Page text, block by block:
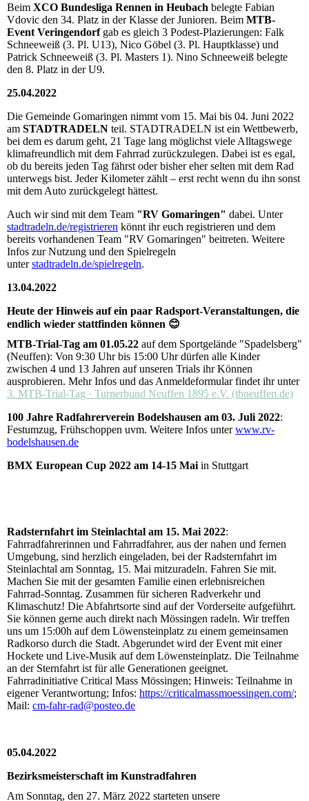
Beim XCO Bundesliga Rennen in Heubach belegte Fabian
Vdovic den 34. Platz in der Klasse der Junioren. Beim MTB-
Event Veringendorfgab es gleich 3 Podest-Plazierungen: Falk
Schneeweiß (3. Pl. U13), Nico Göbel (3. Pl. Hauptklasse) und
Patrick Schneeweiß (3. Pl. Masters 1). Nino Schneeweiß belegte
den 8. Platz in der U9.
25.04.2022
Die Gemeinde Gomaringen nimmt vom 15. Mai bis 04. Juni 2022
am STADTRADELN teil. STADTRADELN ist ein Wettbewerb,
bei dem es darum geht, 21 Tage lang möglichst viele Alltagswege
klimafreundlich mit dem Fahrrad zurückzulegen. Dabei ist es egal,
ob du bereits jeden Tag fährst oder bisher eher selten mit dem Rad
unterwegs bist. Jeder Kilometer zählt – erst recht wenn du ihn sonst
mit dem Auto zurückgelegt hättest.
Auch wir sind mit dem Team "RV Gomaringen" dabei. Unter
stadtradeln.de/registrieren könnt ihr euch registrieren und dem
bereits vorhandenen Team "RV Gomaringen" beitreten. Weitere
Infos zur Nutzung und den Spielregeln
unterstadtradeln.de/spielregeln.
13.04.2022
Heute der Hinweis auf ein paar Radsport-Veranstaltungen, die
endlich wieder stattfinden können 😊
MTB-Trial-Tag am 01.05.22 auf dem Sportgelände "Spadelsberg"
(Neuffen): Von 9:30 Uhr bis 15:00 Uhr dürfen alle Kinder
zwischen 4 und 13 Jahren auf unseren Trials ihr Können
ausprobieren. Mehr Infos und das Anmeldeformular findet ihr unter
3. MTB-Trial-Tag · Turnerbund Neuffen 1895 e.V. (tbneuffen.de)
100 Jahre Radfahrerverein Bodelshausen am 03. Juli 2022:
Festumzug, Frühschoppen uvm. Weitere Infos unterwww.rv-
bodelshausen.de
BMX European Cup 2022 am 14-15 Mai in Stuttgart
Radsternfahrt im Steinlachtal am 15. Mai 2022:
Fahrradfahrerinnen und Fahrradfahrer, aus der nahen und fernen
Umgebung, sind herzlich eingeladen, bei der Radsternfahrt im
Steinlachtal am Sonntag, 15. Mai mitzuradeln. Fahren Sie mit.
Machen Sie mit der gesamten Familie einen erlebnisreichen
Fahrrad-Sonntag. Zusammen für sicheren Radverkehr und
Klimaschutz! Die Abfahrtsorte sind auf der Vorderseite aufgeführt.
Sie können gerne auch direkt nach Mössingen radeln. Wir treffen
uns um 15:00h auf dem Löwensteinplatz zu einem gemeinsamen
Radkorso durch die Stadt. Abgerundet wird der Event mit einer
Hockete und Live-Musik auf dem Löwensteinplatz. Die Teilnahme
an der Sternfahrt ist für alle Generationen geeignet.
Fahrradinitiative Critical Mass Mössingen; Hinweis: Teilnahme in
eigener Verantwortung; Infos: https://criticalmassmoessingen.com/;
Mail: cm-fahr-rad@posteo.de
05.04.2022
Bezirksmeisterschaft im Kunstradfahren
Am Sonntag, den 27. März 2022 starteten unsere